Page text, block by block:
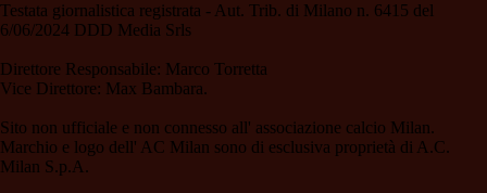
Testata giornalistica registrata - Aut. Trib. di Milano n. 6415 del
6/06/2024 DDD Media Srls
Direttore Responsabile: Marco Torretta
Vice Direttore: Max Bambara.
Sito non ufficiale e non connesso all' associazione calcio Milan.
Marchio e logo dell' AC Milan sono di esclusiva proprietà di A.C.
Milan S.p.A.